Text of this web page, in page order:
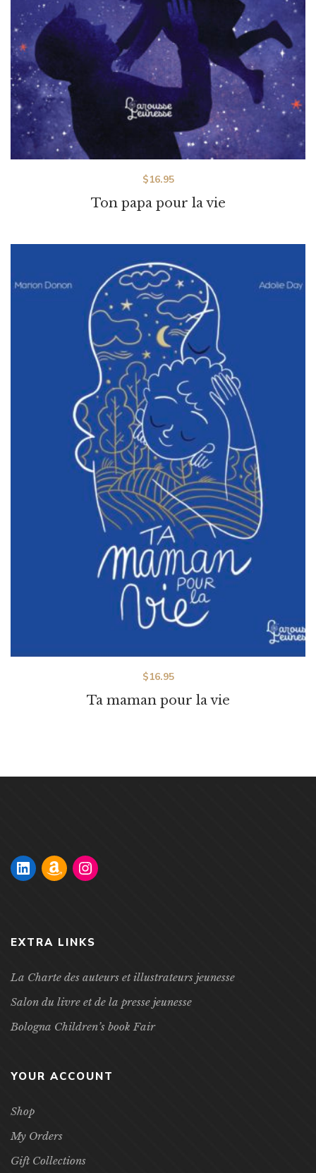
Ton papa pour la vie
$16.95
Ta maman pour la vie
$16.95
EXTRA LINKS
La Charte des auteurs et illustrateurs jeunesse
Salon du livre et de la presse jeunesse
Bologna Children’s book Fair
YOUR ACCOUNT
Shop
My Orders
Gift Collections